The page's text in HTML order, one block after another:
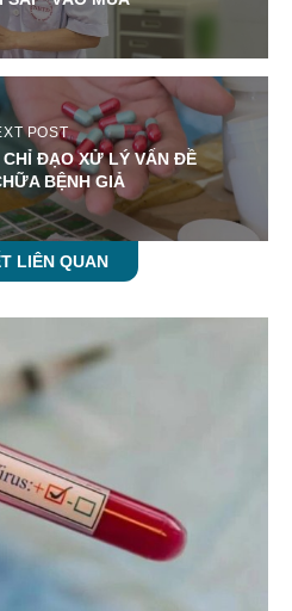
POST
ĐẠO XỬ LÝ VẤN ĐỀ
BỆNH GIẢ
LIÊN QUAN